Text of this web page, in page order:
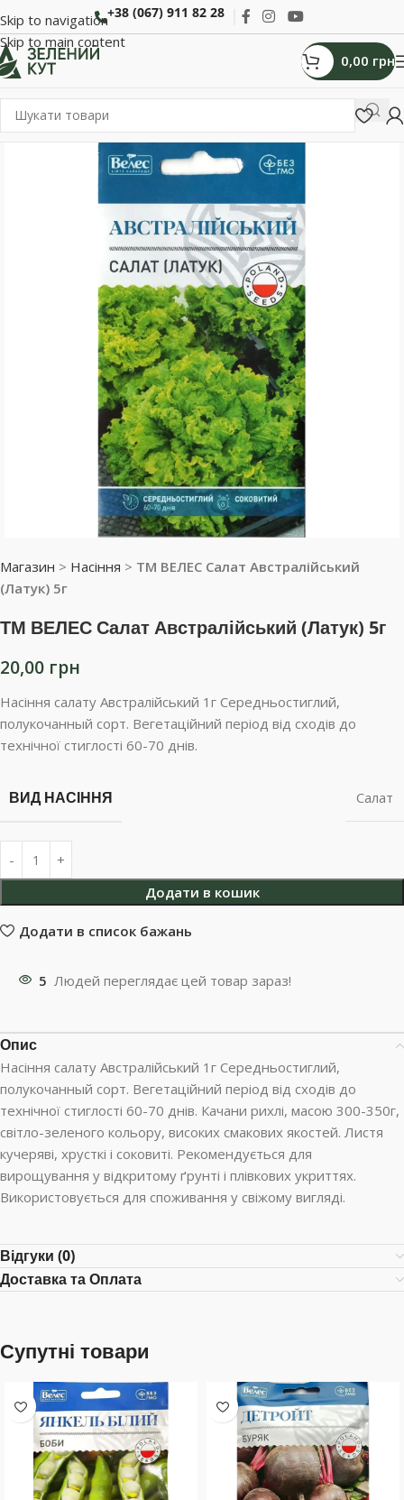
Skip to navigation
Skip to main content
+38 (067) 911 82 28
0,00 грн
Магазин > Насіння > ТМ ВЕЛЕС Салат Австралійський
(Латук) 5г
ТМ ВЕЛЕС Салат Австралійський (Латук) 5г
20,00 грн
Насіння салату Австралійський 1г Середньостиглий,
полукочанный сорт. Вегетаційний період від сходів до
технічної стиглості 60-70 днів.
ВИД НАСІННЯ Салат
Додати в кошик
Додати в список бажань
5 Людей переглядає цей товар зараз!
Опис
Насіння салату Австралійський 1г Середньостиглий,
полукочанный сорт. Вегетаційний період від сходів до
технічної стиглості 60-70 днів. Качани рихлі, масою 300-350г,
світло-зеленого кольору, високих смакових якостей. Листя
кучеряві, хрусткі і соковиті. Рекомендується для
вирощування у відкритому ґрунті і плівкових укриттях.
Використовується для споживання у свіжому вигляді.
Відгуки (0)
Доставка та Оплата
Супутні товари